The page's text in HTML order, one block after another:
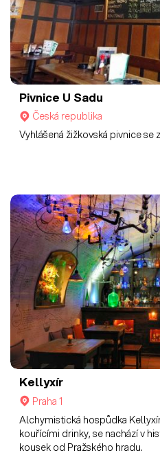
Pivnice U Sadu
Česká republika
Vyhlášená žižkovská pivnice se
Kellyxír
Praha 1
Alchymistická hospůdka
kouřícími drinky, se nachází v
kousek od Pražského hradu.